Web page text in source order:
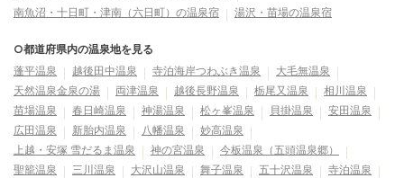
南魚沼・十日町・津南（六日町）の温泉宿
湯沢・苗場の温泉宿
○都道府県内の温泉地を見る
蓬平温泉
越後田中温泉 寺泊海岸つわぶき温泉
大毛無温泉
天然温泉金泉の湯
両津温泉 越後長野温泉 栃尾又温泉
相川温泉
苗場温泉
春日崎温泉 神湯温泉 松ヶ峯温泉 貝掛温泉
安田温泉
広田温泉
新胎内温泉 八幡温泉
妙高温泉
上越・安塚 雪だるま温泉
神の宮温泉
今板温泉（五頭温泉郷）
聖籠温泉
三川温泉 大沢山温泉 舞子温泉 五十沢温泉
寺泊温泉